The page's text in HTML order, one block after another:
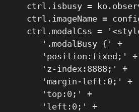
ctrl.isbusy =
ctrl.imageName =
ctrl.modalCss =
       '.modalBusy {' +
       'position:fixed;' +
       'z-index:8888;' +
       'margin-left:0;' +
       'top:0;' +
       'left:0;' +